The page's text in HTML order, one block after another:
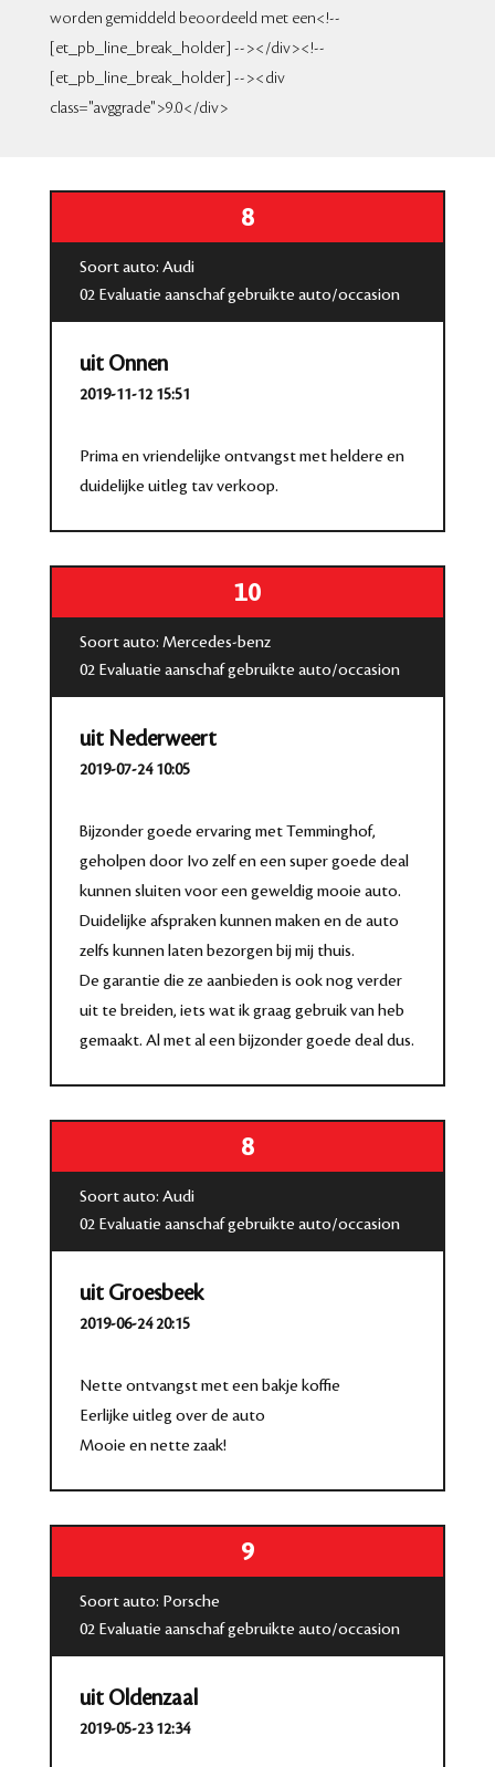
worden gemiddeld beoordeeld met een<!--
[et_pb_line_break_holder] --></div><!--
[et_pb_line_break_holder] --><div
class="avggrade">9.0</div>
8
Soort auto: Audi
02 Evaluatie aanschaf gebruikte auto/occasion
uit Onnen
2019-11-12 15:51
Prima en vriendelijke ontvangst met heldere en
duidelijke uitleg tav verkoop.
10
Soort auto: Mercedes-benz
02 Evaluatie aanschaf gebruikte auto/occasion
uit Nederweert
2019-07-24 10:05
Bijzonder goede ervaring met Temminghof,
geholpen door Ivo zelf en een super goede deal
kunnen sluiten voor een geweldig mooie auto.
Duidelijke afspraken kunnen maken en de auto
zelfs kunnen laten bezorgen bij mij thuis.
De garantie die ze aanbieden is ook nog verder
uit te breiden, iets wat ik graag gebruik van heb
gemaakt. Al met al een bijzonder goede deal dus.
8
Soort auto: Audi
02 Evaluatie aanschaf gebruikte auto/occasion
uit Groesbeek
2019-06-24 20:15
Nette ontvangst met een bakje koffie
Eerlijke uitleg over de auto
Mooie en nette zaak!
9
Soort auto: Porsche
02 Evaluatie aanschaf gebruikte auto/occasion
uit Oldenzaal
2019-05-23 12:34